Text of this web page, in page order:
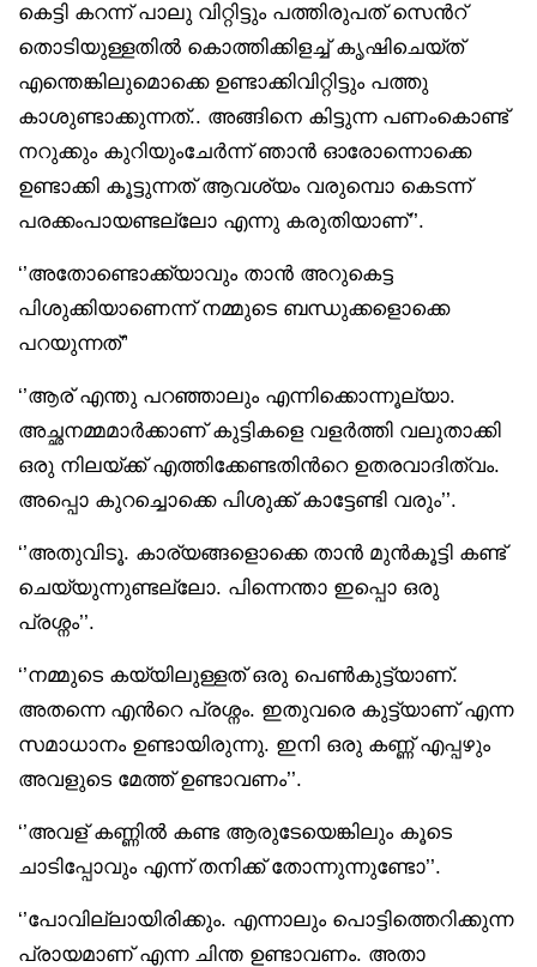
കെട്ടി കറന്ന് പാലു വിറ്റിട്ടും പത്തിരുപത് സെൻറ്
തൊടിയുള്ളതിൽ കൊത്തിക്കിളച്ച് കൃഷിചെയ്ത്
എന്തെങ്കിലുമൊക്കെ ഉണ്ടാക്കിവിറ്റിട്ടും പത്തു
കാശുണ്ടാക്കുന്നത്.. അങ്ങിനെ കിട്ടുന്ന പണംകൊണ്ട്
നറുക്കും കുറിയുംചേർന്ന് ഞാൻ ഓരോന്നൊക്കെ
ഉണ്ടാക്കി കൂട്ടുന്നത് ആവശ്യം വരുമ്പൊ കെടന്ന്
പരക്കംപായണ്ടല്ലോ എന്നു കരുതിയാണ്’’.
‘’അതോണ്ടൊക്ക്യാവും താൻ അറുകെട്ട
പിശുക്കിയാണെന്ന് നമ്മുടെ ബന്ധുക്കളൊക്കെ
പറയുന്നത്”
‘’ആര് എന്തു പറഞ്ഞാലും എന്നിക്കൊന്നൂല്യാ.
അച്ഛനമ്മമാർക്കാണ് കുട്ടികളെ വളർത്തി വലുതാക്കി
ഒരു നിലയ്ക്ക് എത്തിക്കേണ്ടതിൻറെ ഉതരവാദിത്വം.
അപ്പൊ കുറച്ചൊക്കെ പിശുക്ക് കാട്ടേണ്ടി വരും’’.
‘’അതുവിടൂ. കാര്യങ്ങളൊക്കെ താൻ മുൻകൂട്ടി കണ്ട്
ചെയ്യുന്നുണ്ടല്ലോ. പിന്നെന്താ ഇപ്പൊ ഒരു
പ്രശ്നം’’.
‘’നമ്മുടെ കയ്യിലുള്ളത് ഒരു പെൺകുട്ട്യാണ്.
അതന്നെ എൻറെ പ്രശ്നം. ഇതുവരെ കുട്ട്യാണ് എന്ന
സമാധാനം ഉണ്ടായിരുന്നു. ഇനി ഒരു കണ്ണ് എപ്പഴും
അവളുടെ മേത്ത് ഉണ്ടാവണം’’.
‘’അവള് കണ്ണിൽ കണ്ട ആരുടേയെങ്കിലും കൂടെ
ചാടിപ്പോവും എന്ന് തനിക്ക് തോന്നുന്നുണ്ടോ’’.
‘’പോവില്ലായിരിക്കും. എന്നാലും പൊട്ടിത്തെറിക്കുന്ന
പ്രായമാണ് എന്ന ചിന്ത ഉണ്ടാവണം. അതാ